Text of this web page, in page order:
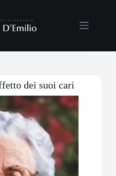
dei suoi cari